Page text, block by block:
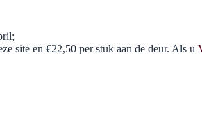
site en €22,50 per stuk aan de deur. Als u